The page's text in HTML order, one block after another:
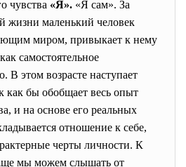
чувства «Я». «Я сам». За
жизни маленький человек
миром, привыкает к нему
самостоятельное
В этом возрасте наступает
как бы обобщает весь опыт
и на основе его реальных
отношение к себе,
черты личности. К
мы можем слышать от